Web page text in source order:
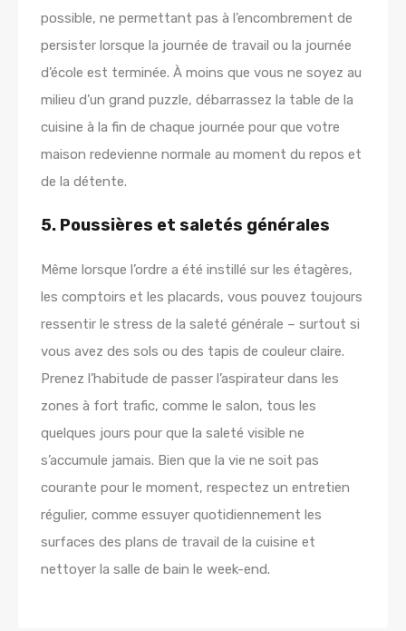
possible, ne permettant pas à l’encombrement de
persister lorsque la journée de travail ou la journée
d’école est terminée. À moins que vous ne soyez au
milieu d’un grand puzzle, débarrassez la table de la
cuisine à la fin de chaque journée pour que votre
maison redevienne normale au moment du repos et
de la détente.
5. Poussières et saletés générales
Même lorsque l’ordre a été instillé sur les étagères,
les comptoirs et les placards, vous pouvez toujours
ressentir le stress de la saleté générale – surtout si
vous avez des sols ou des tapis de couleur claire.
Prenez l’habitude de passer l’aspirateur dans les
zones à fort trafic, comme le salon, tous les
quelques jours pour que la saleté visible ne
s’accumule jamais. Bien que la vie ne soit pas
courante pour le moment, respectez un entretien
régulier, comme essuyer quotidiennement les
surfaces des plans de travail de la cuisine et
nettoyer la salle de bain le week-end.